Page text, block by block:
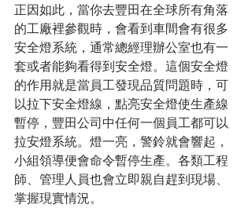
正因如此，當你去豐田在全球所有角落
的工廠裡參觀時，會看到車間會有很多
安全燈系統，通常總經理辦公室也有一
套或者能夠看得到安全燈。這個安全燈
的作用就是當員工發現品質問題時，可
以拉下安全燈線，點亮安全燈使生產線
暫停，豐田公司中任何一個員工都可以
拉安燈系統。燈一亮，警鈴就會響起，
小組領導便會命令暫停生產。各類工程
師、管理人員也會立即親自趕到現場、
掌握現實情況。